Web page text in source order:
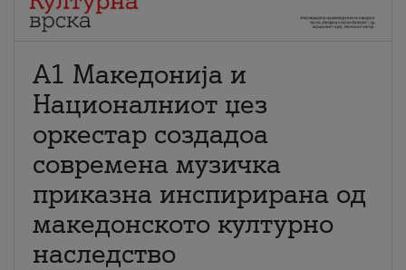
А1 Македонија и
Националниот џез
оркестар создадоа
современа музичка
приказна инспирирана од
македонското културно
наследство